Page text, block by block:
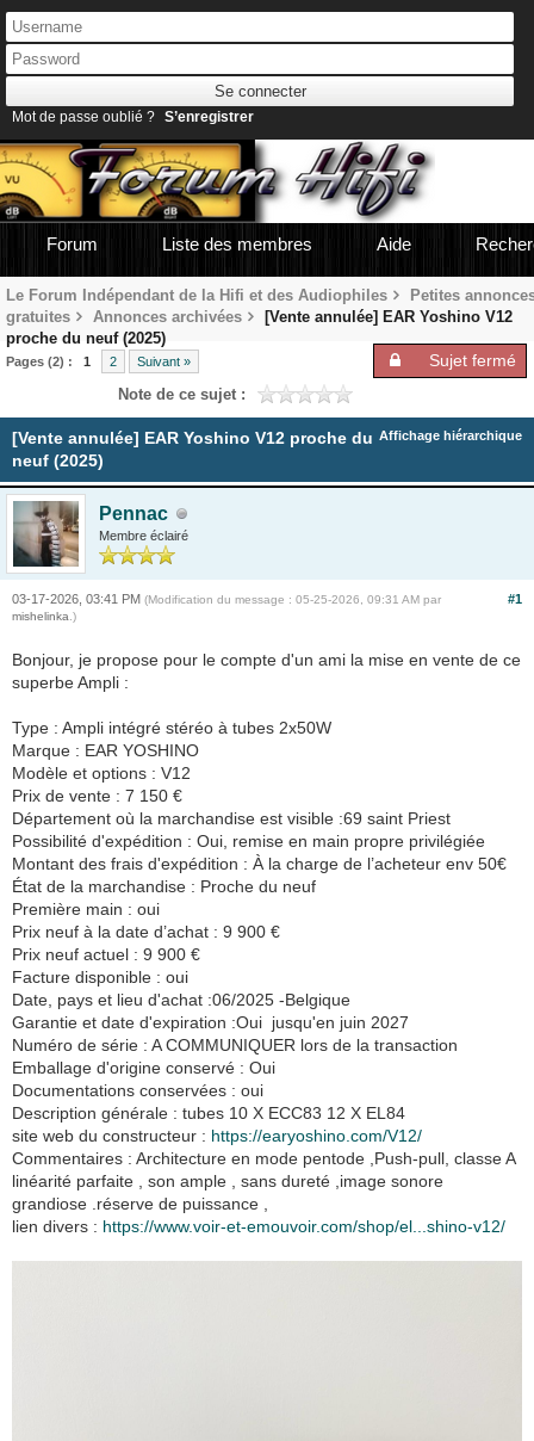
Mot de passe oublié ? S’enregistrer
Forum Liste des membres Aide
Le Forum Indépendant de la Hifi et des Audiophiles
Petites
gratuites
Annonces archivées
[Vente annulée] EAR Yoshino V12
proche du neuf (2025)
Pages (2) : 1 2 Suivant » Sujet fermé
Note de ce sujet :
Affichage hiérarchique
[Vente annulée] EAR Yoshino V12 proche du
neuf (2025)
Pennac
Membre éclairé
#1
03-17-2026, 03:41 PM (Modification du message : 05-25-2026, 09:31 AM par
mishelinka .)
Bonjour, je propose pour le compte d'un ami la mise en vente de ce
superbe Ampli :
Type : Ampli intégré stéréo à tubes 2x50W
Marque : EAR YOSHINO
Modèle et options : V12
Prix de vente : 7 150 €
Département où la marchandise est visible :69 saint Priest
Possibilité d'expédition : Oui, remise en main propre privilégiée
Montant des frais d'expédition : À la charge de l’acheteur env 50€
État de la marchandise : Proche du neuf
Première main : oui
Prix neuf à la date d’achat : 9 900 €
Prix neuf actuel : 9 900 €
Facture disponible : oui
Date, pays et lieu d'achat :06/2025 -Belgique
Garantie et date d'expiration :Oui jusqu'en juin 2027
Numéro de série : A COMMUNIQUER lors de la transaction
Emballage d'origine conservé : Oui
Documentations conservées : oui
Description générale : tubes 10 X ECC83 12 X EL84
site web du constructeur : https://earyoshino.com/V12/
Commentaires : Architecture en mode pentode ,Push-pull, classe A
linéarité parfaite , son ample , sans dureté ,image sonore
grandiose .réserve de puissance ,
lien divers : https://www.voir-et-emouvoir.com/shop/el...shino-v12/